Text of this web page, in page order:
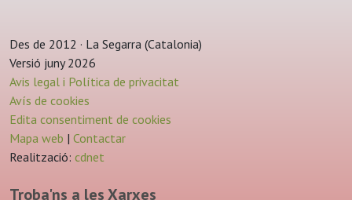
Des de 2012 · La Segarra (Catalonia)
Versió juny 2026
Avis legal i Política de privacitat
Avís de cookies
Edita consentiment de cookies
Mapa web | Contactar
Realització: cdnet
Troba'ns a les Xarxes